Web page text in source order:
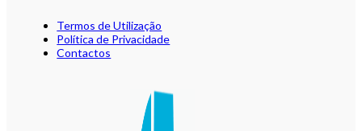
Termos de Utilização
Política de Privacidade
Contactos